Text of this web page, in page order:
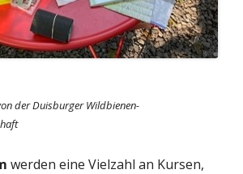
der Duisburger Wildbienen-
werden eine Vielzahl an Kursen,